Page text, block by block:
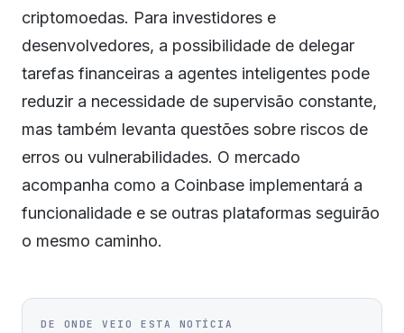
criptomoedas. Para investidores e
desenvolvedores, a possibilidade de delegar
tarefas financeiras a agentes inteligentes pode
reduzir a necessidade de supervisão constante,
mas também levanta questões sobre riscos de
erros ou vulnerabilidades. O mercado
acompanha como a Coinbase implementará a
funcionalidade e se outras plataformas seguirão
o mesmo caminho.
DE ONDE VEIO ESTA NOTÍCIA